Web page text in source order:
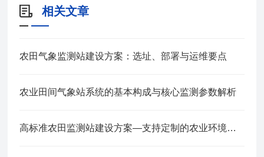
相关文章
农田气象监测站建设方案：选址、部署与运维要点
农业田间气象站系统的基本构成与核心监测参数解析
高标准农田监测站建设方案—支持定制的农业环境监测站2025全+境+派+送